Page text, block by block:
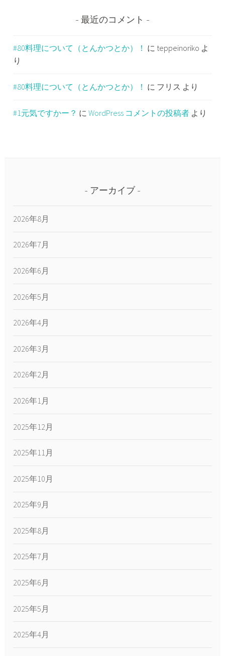
最近のコメント
#80料理について（とんかつとか）！ に teppeinoriko よ
り
#80料理について（とんかつとか）！ に フリス より
#1元気ですかー？ にWordPress コメントの投稿者 より
アーカイブ
2026年8月
2026年7月
2026年6月
2026年5月
2026年4月
2026年3月
2026年2月
2026年1月
2025年12月
2025年11月
2025年10月
2025年9月
2025年8月
2025年7月
2025年6月
2025年5月
2025年4月